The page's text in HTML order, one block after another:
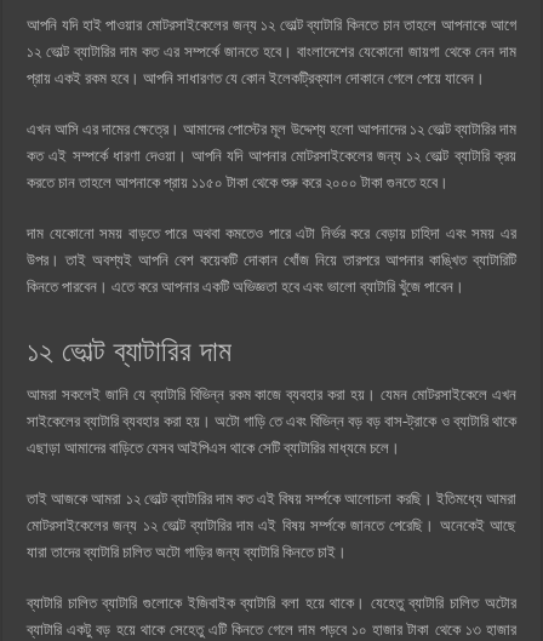
আপনি যদি হাই পাওয়ার মোটরসাইকেলের জন্য ১২ ভোল্ট ব্যাটারি কিনতে চান তাহলে আপনাকে আগে
১২ ভোল্ট ব্যাটারির দাম কত এর সম্পর্কে জানতে হবে। বাংলাদেশের যেকোনো জায়গা থেকে নেন দাম
প্রায় একই রকম হবে। আপনি সাধারণত যে কোন ইলেকট্রিক্যাল দোকানে গেলে পেয়ে যাবেন।
এখন আসি এর দামের ক্ষেত্রে। আমাদের পোস্টের মূল উদ্দেশ্য হলো আপনাদের ১২ ভোল্ট ব্যাটারির দাম
কত এই সম্পর্কে ধারণা দেওয়া। আপনি যদি আপনার মোটরসাইকেলের জন্য ১২ ভোল্ট ব্যাটারি ক্রয়
করতে চান তাহলে আপনাকে প্রায় ১১৫০ টাকা থেকে শুরু করে ২০০০ টাকা গুনতে হবে।
দাম যেকোনো সময় বাড়তে পারে অথবা কমতেও পারে এটা নির্ভর করে বেড়ায় চাহিদা এবং সময় এর
উপর। তাই অবশ্যই আপনি বেশ কয়েকটি দোকান খোঁজ নিয়ে তারপরে আপনার কাঙ্খিত ব্যাটারিটি
কিনতে পারবেন। এতে করে আপনার একটি অভিজ্ঞতা হবে এবং ভালো ব্যাটারি খুঁজে পাবেন।
১২ ভোল্ট ব্যাটারির দাম
আমরা সকলেই জানি যে ব্যাটারি বিভিন্ন রকম কাজে ব্যবহার করা হয়। যেমন মোটরসাইকেলে এখন
সাইকেলের ব্যাটারি ব্যবহার করা হয়। অটো গাড়ি তে এবং বিভিন্ন বড় বড় বাস-ট্রাকে ও ব্যাটারি থাকে
এছাড়া আমাদের বাড়িতে যেসব আইপিএস থাকে সেটি ব্যাটারির মাধ্যমে চলে।
তাই আজকে আমরা ১২ ভোল্ট ব্যাটারির দাম কত এই বিষয় সর্ম্পকে আলোচনা করছি। ইতিমধ্যে আমরা
মোটরসাইকেলের জন্য ১২ ভোল্ট ব্যাটারির দাম এই বিষয় সর্ম্পকে জানতে পেরেছি। অনেকেই আছে
যারা তাদের ব্যাটারি চালিত অটো গাড়ির জন্য ব্যাটারি কিনতে চাই।
ব্যাটারি চালিত ব্যাটারি গুলোকে ইজিবাইক ব্যাটারি বলা হয়ে থাকে। যেহেতু ব্যাটারি চালিত অটোর
ব্যাটারি একটু বড় হয়ে থাকে সেহেতু এটি কিনতে গেলে দাম পড়বে ১০ হাজার টাকা থেকে ১৩ হাজার